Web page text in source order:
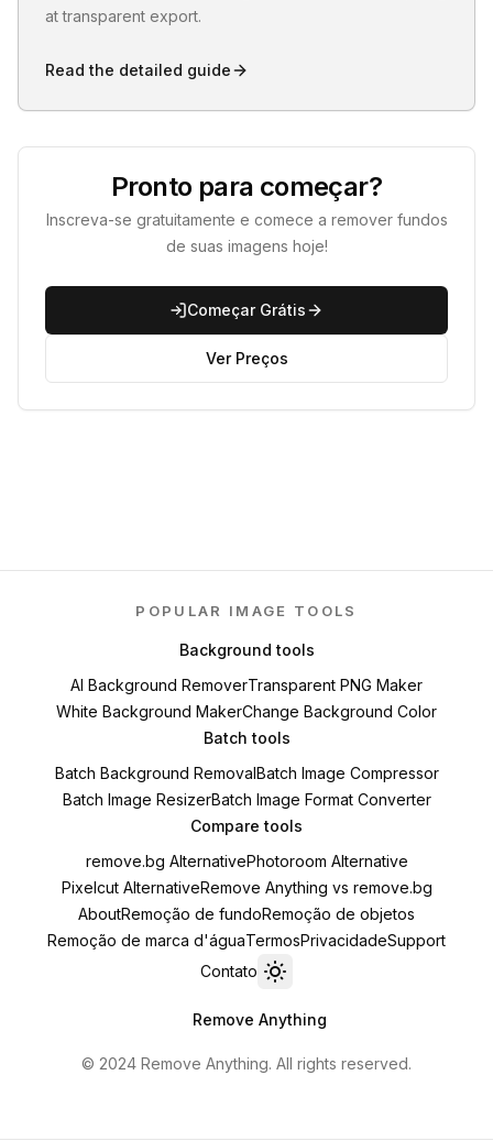
at transparent export.
Read the detailed guide
Pronto para começar?
Inscreva-se gratuitamente e comece a remover fundos
de suas imagens hoje!
Começar Grátis
Ver Preços
POPULAR IMAGE TOOLS
Background tools
AI Background RemoverTransparent PNG Maker
White Background MakerChange Background Color
Batch tools
Batch Background RemovalBatch Image Compressor
Batch Image ResizerBatch Image Format Converter
Compare tools
remove.bg AlternativePhotoroom Alternative
Pixelcut AlternativeRemove Anything vs remove.bg
AboutRemoção de fundoRemoção de objetos
Remoção de marca d'águaTermosPrivacidadeSupport
Contato
Toggle theme
Remove Anything
© 2024 Remove Anything. All rights reserved.